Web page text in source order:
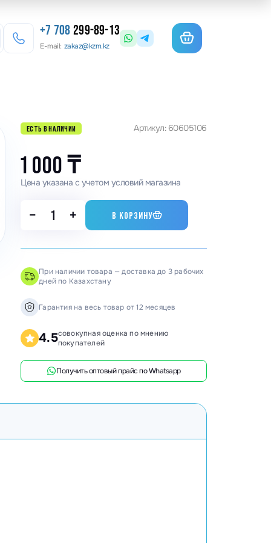
для гибки арматуры
координатные поворотные
станки
станки
распиловочные
станки
станки
станки
+7 708299-89-13
E-mail: zakaz@kzm.kz
ЕСТЬ В НАЛИЧИИ Артикул: 60605106
1 000₸
Цена указана с учетом условий магазина
− + В КОРЗИНУ
При наличии товара — доставка до 3 рабочих
дней по Казахстану
Гарантия на весь товар от 12 месяцев
4.5совокупная оценка по мнению
покупателей
Получить оптовый прайс по Whatsapp